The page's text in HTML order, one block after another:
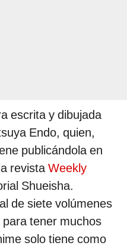
escrita y dibujada
Endo, quien,
publicándola en
revistaWeekly
Shueisha.
de siete volúmenes
tener muchos
solo tiene como